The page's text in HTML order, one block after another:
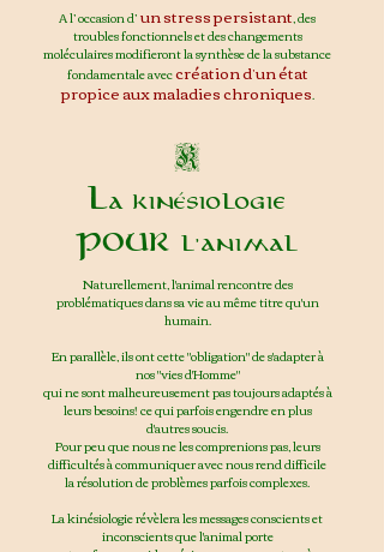
A l’ occasion d’un stress persistant, des
troubles fonctionnels et des changements
moléculaires modifieront la synthèse de la substance
fondamentale aveccréation d’un état
propice aux maladies chroniques.
K
La kinésiologie
POUR l'animal
Naturellement, l'animal rencontre des
problématiques dans sa vie au même titre qu'un
humain.
En parallèle, ils ont cette "obligation" de s'adapter à
nos "vies d'Homme"
qui ne sont malheureusement pas toujours adaptés à
leurs besoins! ce qui parfois engendre en plus
d'autres soucis.
Pour peu que nous ne les comprenions pas, leurs
difficultés à communiquer avec nous rend difficile
la résolution de problèmes parfois complexes.
La kinésiologie révèlera les messages conscients et
inconscients que l'animal porte